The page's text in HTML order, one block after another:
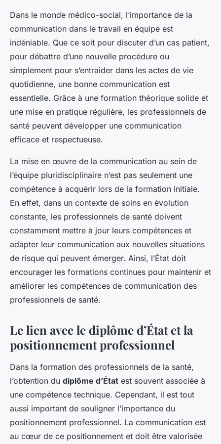
Dans le monde médico-social, l’importance de la
communication dans le travail en équipe est
indéniable. Que ce soit pour discuter d’un cas patient,
pour débattre d’une nouvelle procédure ou
simplement pour s’entraider dans les actes de vie
quotidienne, une bonne communication est
essentielle. Grâce à une formation théorique solide et
une mise en pratique régulière, les professionnels de
santé peuvent développer une communication
efficace et respectueuse.
La mise en œuvre de la communication au sein de
l’équipe pluridisciplinaire n’est pas seulement une
compétence à acquérir lors de la formation initiale.
En effet, dans un contexte de soins en évolution
constante, les professionnels de santé doivent
constamment mettre à jour leurs compétences et
adapter leur communication aux nouvelles situations
de risque qui peuvent émerger. Ainsi, l’État doit
encourager les formations continues pour maintenir et
améliorer les compétences de communication des
professionnels de santé.
Le lien avec le diplôme d’État et la
positionnement professionnel
Dans la formation des professionnels de la santé,
l’obtention du diplôme d’État est souvent associée à
une compétence technique. Cependant, il est tout
aussi important de souligner l’importance du
positionnement professionnel. La communication est
au cœur de ce positionnement et doit être valorisée